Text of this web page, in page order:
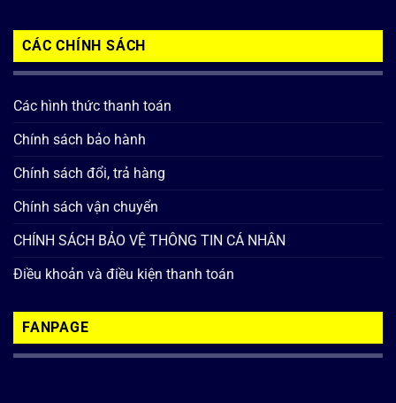
CÁC CHÍNH SÁCH
Các hình thức thanh toán
Chính sách bảo hành
Chính sách đổi, trả hàng
Chính sách vận chuyển
CHÍNH SÁCH BẢO VỆ THÔNG TIN CÁ NHÂN
Điều khoản và điều kiện thanh toán
FANPAGE